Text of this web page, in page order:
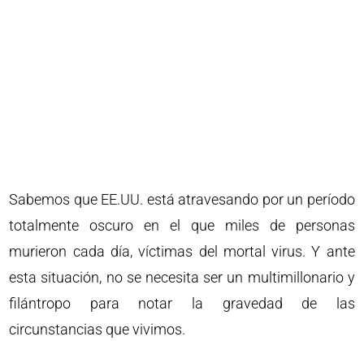
Sabemos que EE.UU. está atravesando por un período
totalmente oscuro en el que miles de personas
murieron cada día, víctimas del mortal virus. Y ante
esta situación, no se necesita ser un multimillonario y
filántropo para notar la gravedad de las
circunstancias que vivimos.